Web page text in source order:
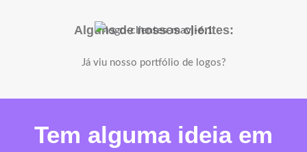
Alguns de nossos clientes:
Já viu nosso portfólio de logos?
Tem alguma ideia em